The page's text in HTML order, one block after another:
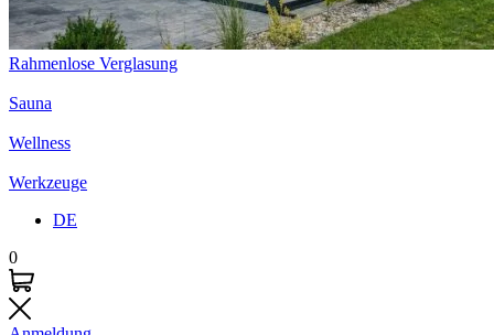
Rahmenlose Verglasung
Sauna
Wellness
Werkzeuge
DE
0